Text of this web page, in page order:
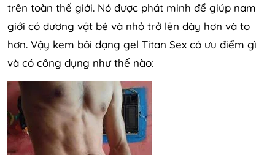
trên toàn thế giới. Nó được phát minh để giúp nam
giới có dương vật bé và nhỏ trở lên dày hơn và to
hơn. Vậy kem bôi dạng gel Titan Sex có ưu điểm gì
và có công dụng như thế nào: